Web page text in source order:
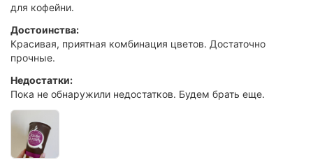
для кофейни.
Достоинства:
Красивая, приятная комбинация цветов. Достаточно
прочные.
Недостатки:
Пока не обнаружили недостатков. Будем брать еще.